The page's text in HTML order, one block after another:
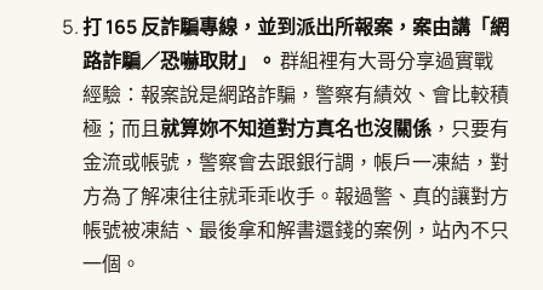
打 165 反詐騙專線，並到派出所報案，案由講「網
路詐騙／恐嚇取財」。 群組裡有大哥分享過實戰
經驗：報案說是網路詐騙，警察有績效、會比較積
極；而且就算妳不知道對方真名也沒關係 ，只要有
金流或帳號，警察會去跟銀行調，帳戶一凍結，對
方為了解凍往往就乖乖收手。報過警、真的讓對方
帳號被凍結、最後拿和解書還錢的案例，站內不只
一個。